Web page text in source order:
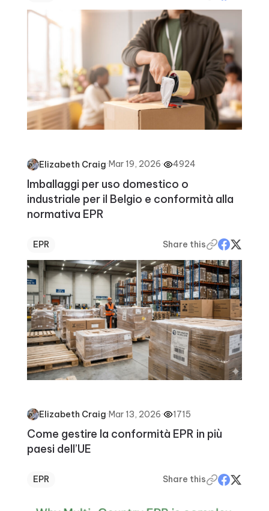
Elizabeth Craig·Mar 19, 2026· 4924
Imballaggi per uso domestico o
industriale per il Belgio e conformità alla
normativa EPR
EPR Share this
Elizabeth Craig·Mar 13, 2026· 1715
Come gestire la conformità EPR in più
paesi dell’UE
EPR Share this